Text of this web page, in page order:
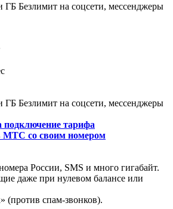
ГБ Безлимит на соцсети, мессенджеры
ГБ Безлимит на соцсети, мессенджеры
тарифа
МТС со своим номером
России, SMS и много гигабайт.
даже при нулевом балансе или
(против спам-звонков).